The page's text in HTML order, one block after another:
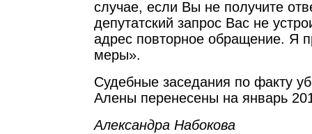
случае, если Вы не получите
депутатский запрос Вас не
адрес повторное обращение. Я
меры».
Судебные заседания по факту
Алены перенесены на январь
Александра Набокова